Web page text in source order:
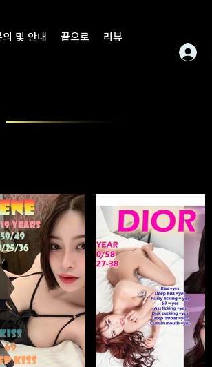
의 및 안내 끝으로 리뷰